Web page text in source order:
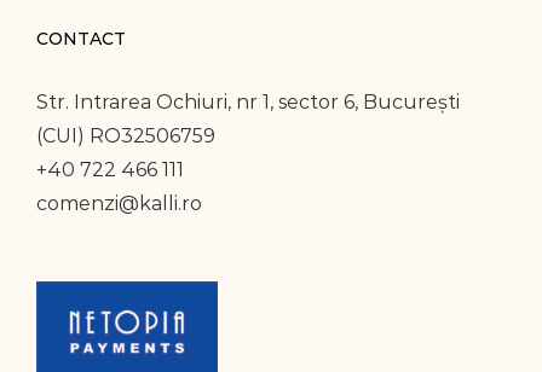
CONTACT
Str. Intrarea Ochiuri, nr 1, sector 6, București
(CUI) RO32506759
+40 722 466 111
comenzi@kalli.ro